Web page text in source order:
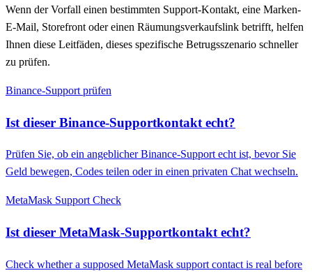
Wenn der Vorfall einen bestimmten Support-Kontakt, eine Marken-
E-Mail, Storefront oder einen Räumungsverkaufslink betrifft, helfen
Ihnen diese Leitfäden, dieses spezifische Betrugsszenario schneller
zu prüfen.
Binance-Support prüfen
Ist dieser Binance-Supportkontakt echt?
Prüfen Sie, ob ein angeblicher Binance-Support echt ist, bevor Sie
Geld bewegen, Codes teilen oder in einen privaten Chat wechseln.
MetaMask Support Check
Ist dieser MetaMask-Supportkontakt echt?
Check whether a supposed MetaMask support contact is real before